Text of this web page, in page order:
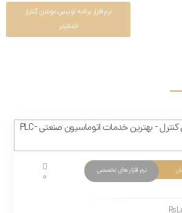
نرم افزار برنامه نویسی موشن کنترلر
اشنایدر
نرم افزار های تخصصی
0